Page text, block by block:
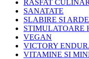
RASFAT CULINAR
SANATATE
SLABIRE SI
STIMULATOARE
VEGAN
VICTORY
VITAMINE SI